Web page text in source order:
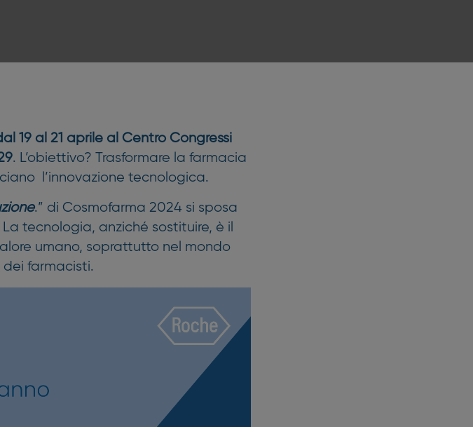
19 al 21 aprile al Centro Congressi
. L’obiettivo? Trasformare la farmacia
l’innovazione tecnologica.
.” di Cosmofarma 2024 si sposa
tecnologia, anziché sostituire, è il
umano, soprattutto nel mondo
dei farmacisti.